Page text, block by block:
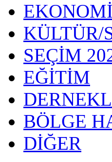
EKONOMİ
KÜLTÜR/
SEÇİM
EĞİTİM
BÖLGE
DİĞER